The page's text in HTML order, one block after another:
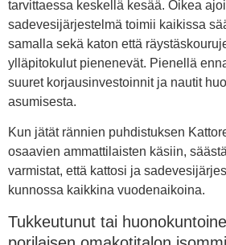
tarvittaessa keskellä kesää. Oikea
sadevesijärjestelmä toimii kaikissa
samalla sekä katon että
ylläpitokulut pienenevät. Pienellä
suuret korjausinvestoinnit ja nautit
asumisesta.
Kun jätät rännien puhdistuksen
osaavien ammattilaisten käsiin,
varmistat, että kattosi ja
kunnossa kaikkina vuodenaikoina.
Tukkeutunut tai